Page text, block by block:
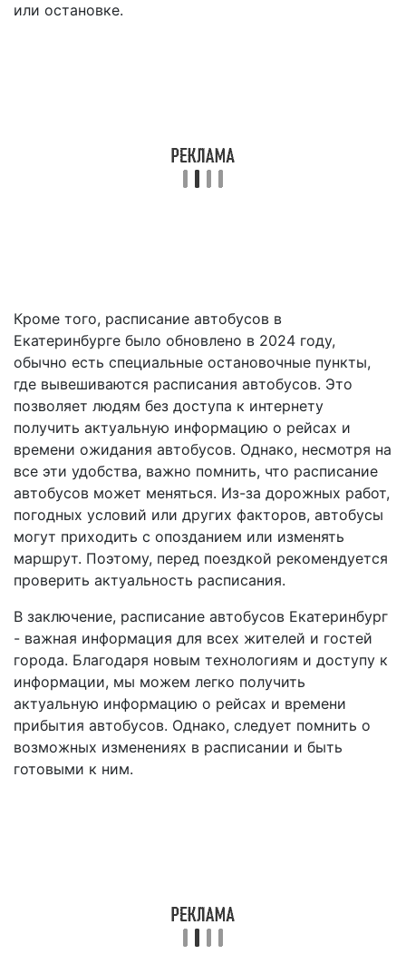
или остановке.
Кроме того, расписание автобусов в
Екатеринбурге было обновлено в 2024 году,
обычно есть специальные остановочные пункты,
где вывешиваются расписания автобусов. Это
позволяет людям без доступа к интернету
получить актуальную информацию о рейсах и
времени ожидания автобусов. Однако, несмотря на
все эти удобства, важно помнить, что расписание
автобусов может меняться. Из-за дорожных работ,
погодных условий или других факторов, автобусы
могут приходить с опозданием или изменять
маршрут. Поэтому, перед поездкой рекомендуется
проверить актуальность расписания.
В заключение, расписание автобусов Екатеринбург
- важная информация для всех жителей и гостей
города. Благодаря новым технологиям и доступу к
информации, мы можем легко получить
актуальную информацию о рейсах и времени
прибытия автобусов. Однако, следует помнить о
возможных изменениях в расписании и быть
готовыми к ним.